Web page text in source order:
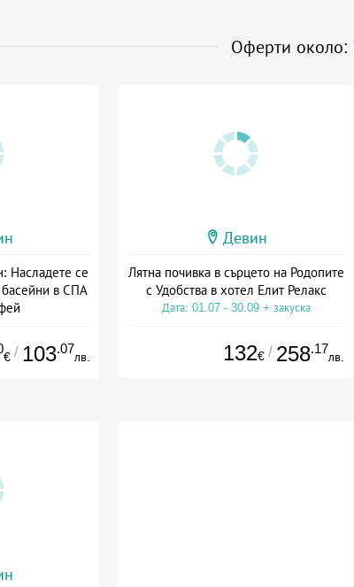
Оферти около:
Насладете се
в СПА
€ / 103.07
лв.
Девин
Лятна почивка в сърцето на Родопите
с Удобства в хотел Елит Релакс
Дата: 01.07 - 30.09 + закуска
132€ / 258.17
лв.